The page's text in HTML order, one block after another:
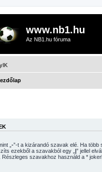
www.nb1.hu
Az NB1.hu fóruma
„ -”-t a kizárandó szavak elé. Ha több szóból csak egy
ezekből a szavakból egy „ |” jellel
szavakhoz használd a *